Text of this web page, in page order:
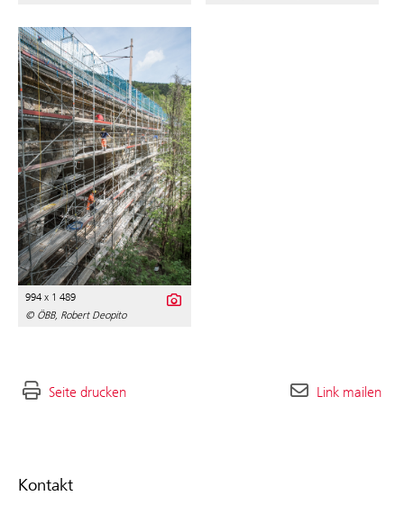
Kontakt
994 x 1 489
© ÖBB, Robert Deopito
Seite drucken Link mailen